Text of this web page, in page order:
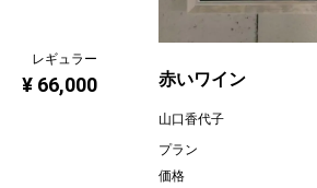
レギュラー
¥ 66,000 赤いワイン
山口香代子
プラン
価格